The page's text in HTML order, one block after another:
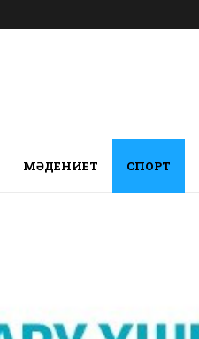
МӘДЕНИЕТ СПОРТ